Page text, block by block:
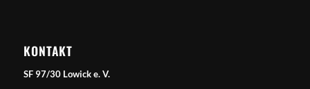
KONTAKT
SF 97/30 Lowick e. V.